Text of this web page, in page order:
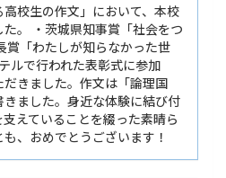
校生の作文」において、本校
。 ・茨城県知事賞「社会をつ
賞「わたしが知らなかった世
ルで行われた表彰式に参加
きました。作文は「論理国
ました。身近な体験に結び付
えていることを綴った素晴ら
、おめでとうございます！